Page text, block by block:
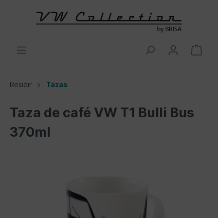
Residir Tazas
Taza de café VW T1 Bulli Bus
370ml